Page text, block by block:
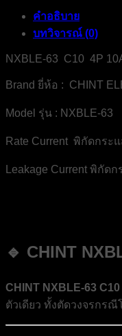
10A-
30mA-
RCBO-
ELECTRIC
คำอธิบาย
บทวิจารณ์ (0)
NXBLE-63 C10 4P
Brand ยี่ห้อ : CHINT
Model รุ่น : NXBLE-63
Rate Current พิกัดกระแ
Leakage Current พิกัด
🔹 CHINT
CHINT NXBLE-63 C10
ตัวเดียว ทั้งตัดวงจรกร